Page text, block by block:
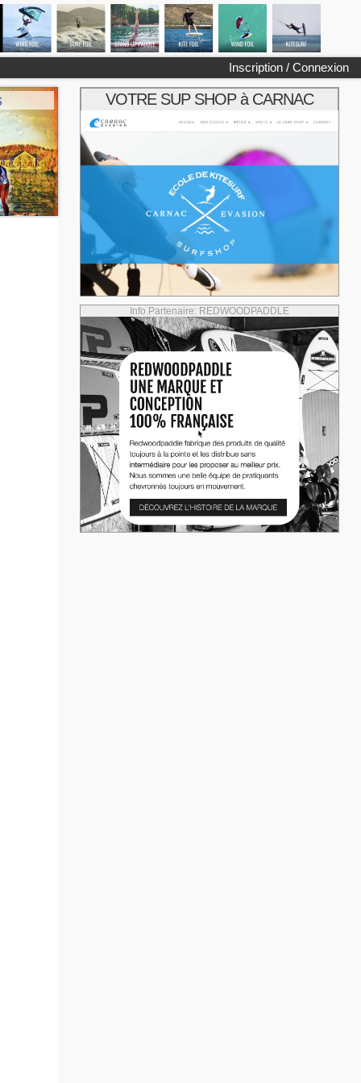
Inscription / Connexion
VOTRE SUP SHOP à CARNAC
Info Partenaire: REDWOODPADDLE